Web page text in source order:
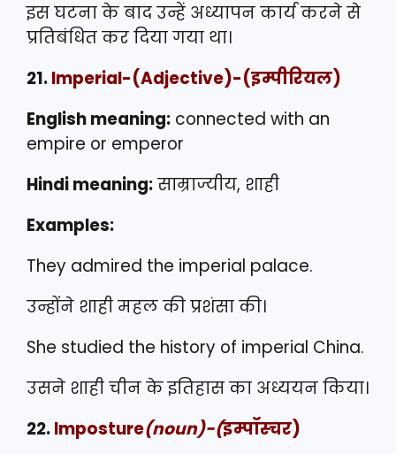
इस घटना के बाद उन्हें अध्यापन कार्य करने से
प्रतिबंधित कर दिया गया था।
21.Imperial-(Adjective)-(इम्पीरियल)
English meaning: connected with an
empire or emperor
Hindi meaning:साम्राज्यीय, शाही
Examples:
They admired the imperial palace.
उन्होंने शाही महल की प्रशंसा की।
She studied the history of imperial China.
उसने शाही चीन के इतिहास का अध्ययन किया।
22.Imposture(noun)-(इम्पॉस्चर)